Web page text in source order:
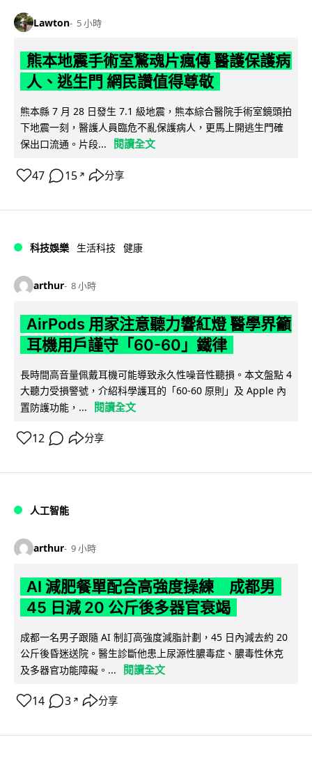
Lawton 5 小時
熊本地震手術室驚魂片瘋傳 醫護保護病
人、逃生門 網民讚值得尊敬
熊本縣 7 月 28 日發生 7.1 級地震，熊本綜合醫院手術室鏡頭拍
下地震一刻，醫護人員臨危不亂保護病人，更馬上開逃生門確
保出口流通。片段...
閱讀全文
47 15 ↗ 分享
科技娛樂 生活科技 健康
arthur 8 小時
AirPods 用家注意聽力響紅燈 醫學界籲
耳機用戶謹守「60-60」鐵律
長時間高音量佩戴耳機可能導致永久性噪音性聽損。本文盤點 4
大聽力受損警號，介紹科學護耳的「60-60 原則」及 Apple 內
置防護功能，...
閱讀全文
12 分享
人工智能
arthur 9 小時
AI 減肥餐單配合高強度操練 成都男
45 日減 20 公斤後多器官衰竭
成都一名男子跟隨 AI 制訂高強度減脂計劃，45 日內減去約 20
公斤後昏迷送院。醫生診斷他患上尿源性膿毒症、膿毒性休克
及多器官功能障礙。...
閱讀全文
14 3 ↗ 分享